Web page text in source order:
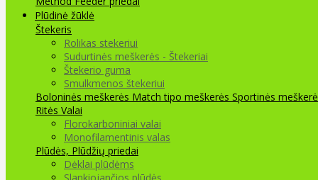
Plūdinė žūklė
Štekeris
Rolikas stekeriui
Sudurtinės meškerės - Štekeriai
Štekerio guma
Smulkmenos štekeriui
Boloninės meškerės Match tipo meškerės Sportinės
Ritės Valai
Florokarboniniai valai
Monofilamentinis valas
Plūdės, Plūdžių priedai
Dėklai plūdėms
Slankiojančios plūdės